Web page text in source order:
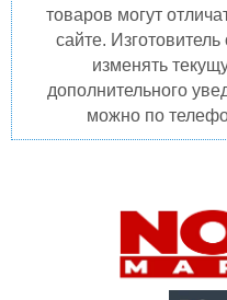
товаров могут
сайте.
изменять
дополнительного
можно по